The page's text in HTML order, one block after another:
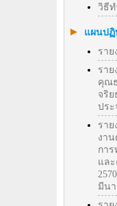
วิธีทํ
แผนปฏิ
ราย
ราย
คุณ
จริ
ประ
รา
งา
กา
และ
มีนา